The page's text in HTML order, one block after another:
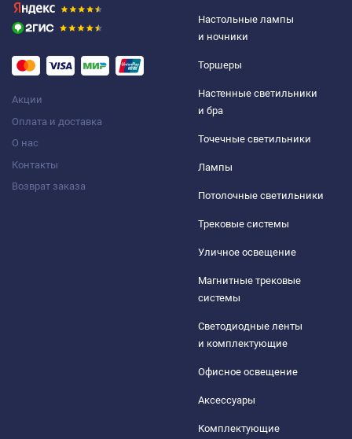
Акции
Оплата и доставка
О нас
Контакты
Возврат заказа
Настольные лампы
и ночники
Торшеры
Настенные светильники
и бра
Точечные светильники
Лампы
Потолочные светильники
Трековые системы
Уличное освещение
Магнитные трековые
системы
Светодиодные ленты
и комплектующие
Офисное освещение
Аксессуары
Комплектующие